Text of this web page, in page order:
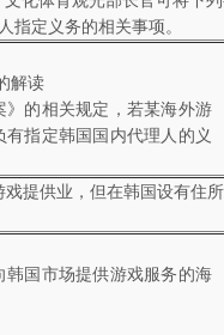
指定义务的相关事项。
解读
的相关规定，若某海外游
指定韩国国内代理人的义
提供业，但在韩国设有住
韩国市场提供游戏服务的海